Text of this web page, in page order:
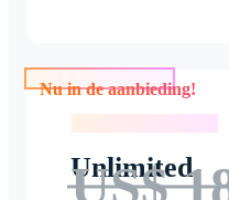
Nu in de aanbieding!
Unlimited
US$